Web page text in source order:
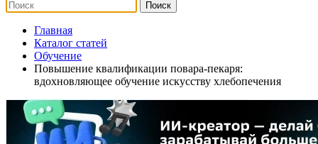
Главная
Каталог статей
Обучение
Повышение квалификации повара-пекаря:
вдохновляющее обучение искусству хлебопечения